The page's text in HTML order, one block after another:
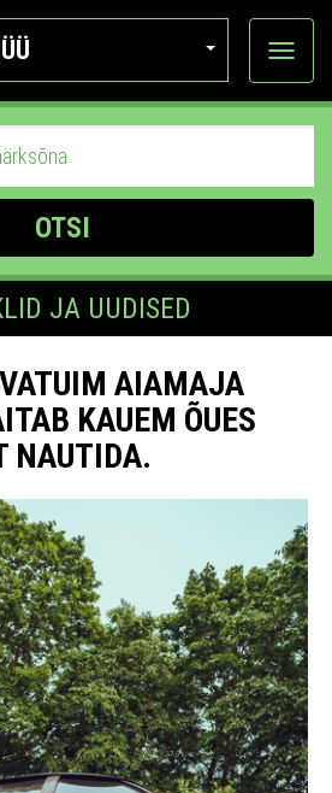
Ava
OTSI
JA UUDISED
AIAMAJA
KAUEM ÕUES
NAUTIDA.